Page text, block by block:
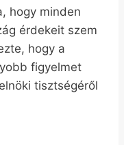
hogy minden
érdekeit szem
hogy a
figyelmet
tisztségéről